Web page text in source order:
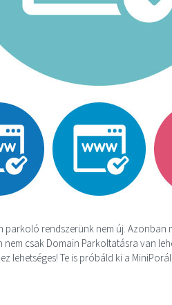
parkoló rendszerünk nem új.
nem csak Domain Parkoltatásra van
lehetséges! Te is próbáld ki a